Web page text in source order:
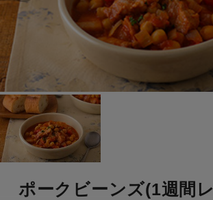
ポークビーンズ(1週間レ